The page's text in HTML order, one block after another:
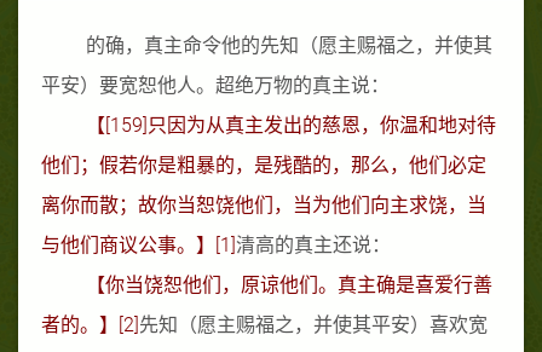
的确，真主命令他的先知 （愿主赐福之，并使其
平安） 要宽恕他人。超绝万物的真主说：
【[159] 只因为从真主发出的慈恩，你温和地对待
他们；假若你是粗暴的，是残酷的，那么，他们必定
离你而散；故你当恕饶他们，当为他们向主求饶，当
与他们商议公事。 】 [1]清高的真主还说：
【你当饶恕他们，原谅他们。真主确是喜爱行善
者的。 】 [2]先知 （愿主赐福之，并使其平安） 喜欢宽